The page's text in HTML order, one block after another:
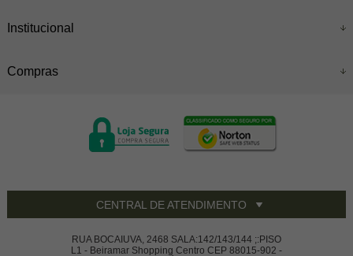
Institucional
Compras
CENTRAL DE ATENDIMENTO
RUA BOCAIUVA, 2468 SALA:142/143/144 ;:PISO
L1 - Beiramar Shopping Centro CEP 88015-902 -